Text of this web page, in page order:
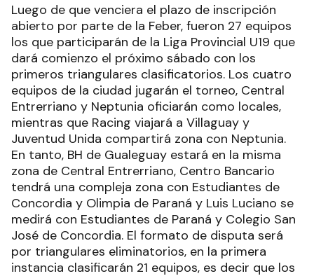
Luego de que venciera el plazo de inscripción
abierto por parte de la Feber, fueron 27 equipos
los que participarán de la Liga Provincial U19 que
dará comienzo el próximo sábado con los
primeros triangulares clasificatorios. Los cuatro
equipos de la ciudad jugarán el torneo, Central
Entrerriano y Neptunia oficiarán como locales,
mientras que Racing viajará a Villaguay y
Juventud Unida compartirá zona con Neptunia.
En tanto, BH de Gualeguay estará en la misma
zona de Central Entrerriano, Centro Bancario
tendrá una compleja zona con Estudiantes de
Concordia y Olimpia de Paraná y Luis Luciano se
medirá con Estudiantes de Paraná y Colegio San
José de Concordia. El formato de disputa será
por triangulares eliminatorios, en la primera
instancia clasificarán 21 equipos, es decir que los